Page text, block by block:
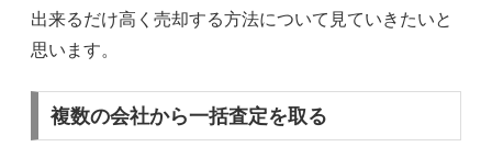
出来るだけ高く売却する方法について見ていきたいと
思います。
複数の会社から一括査定を取る